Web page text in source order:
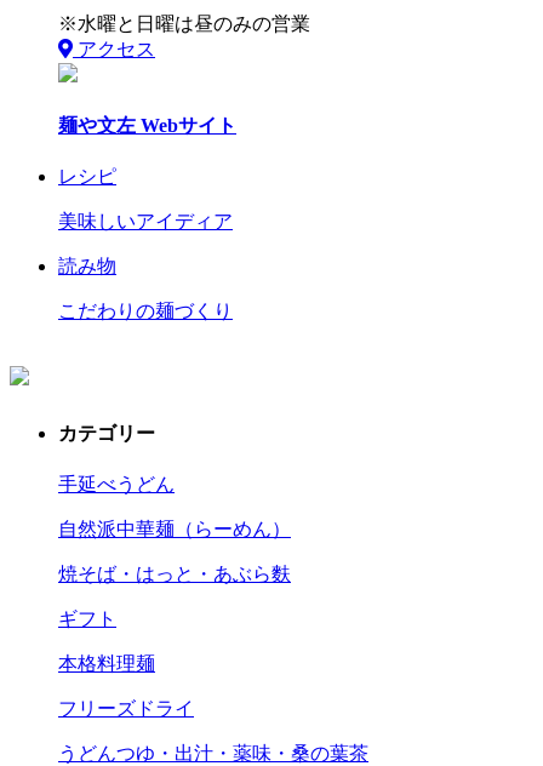
※水曜と日曜は昼のみの営業
アクセス
麺や文左 Webサイト
レシピ
美味しいアイディア
読み物
こだわりの麺づくり
カテゴリー
手延べうどん
自然派中華麺（らーめん）
焼そば・はっと・あぶら麩
ギフト
本格料理麺
フリーズドライ
うどんつゆ・出汁・薬味・桑の葉茶